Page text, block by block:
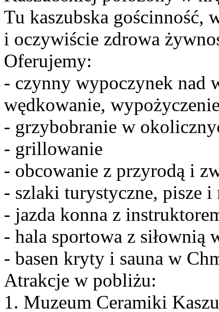
Tu kaszubska gościnność,
i oczywiście zdrowa
Oferujemy:
- czynny wypoczynek nad
wędkowanie,
- grzybobranie w
- grillowanie
- obcowanie z przyrodą i
- szlaki turystyczne, pisze i
- jazda konna z
- hala sportowa z siłownią
- basen kryty i sauna w
Atrakcje w pobliżu:
1. Muzeum Ceramiki